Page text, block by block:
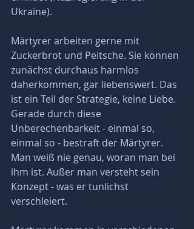
Ukraine).
Märtyrer arbeiten gerne mit
Zuckerbrot und Peitsche. Sie können
zunächst durchaus harmlos
daherkommen, gar liebenswert. Das
ist ein Teil der Strategie, keine Liebe.
Gerade durch diese
Unberechenbarkeit - einmal so,
einmal so - bestraft der Märtyrer.
Man weiß nie genau, woran man bei
ihm ist. Außer man versteht sein
Konzept - was er tunlichst
verschleiert.